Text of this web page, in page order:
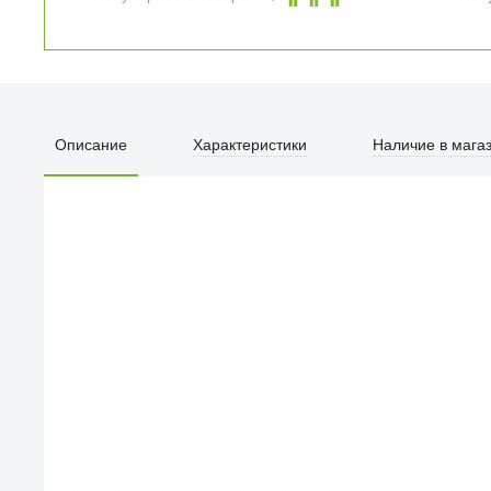
Описание Характеристики Наличие в